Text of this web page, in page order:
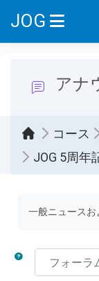
JOG
アナ
コース
JOG 5周年
一般ニュースお